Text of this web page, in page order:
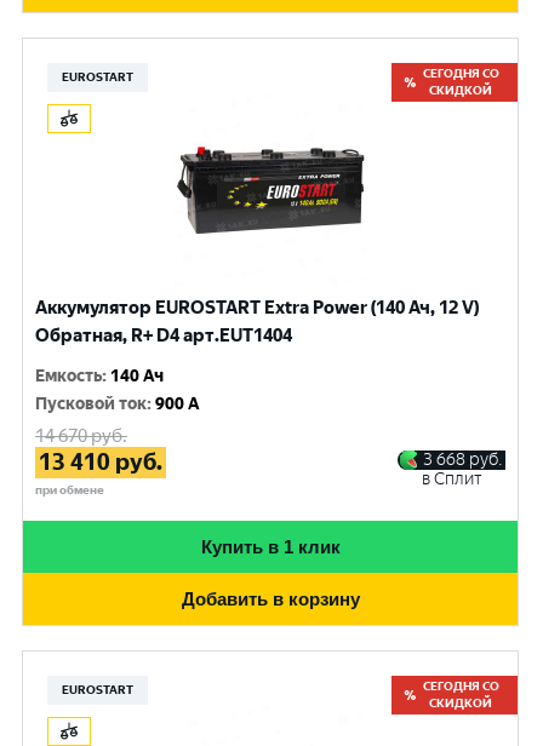
EUROSTART
СЕГОДНЯ СО
СКИДКОЙ
Аккумулятор EUROSTART Extra Power (140 Ач, 12 V)
Обратная, R+ D4 арт.EUT1404
Емкость: 140 Ач
Пусковой ток:900 A
14 670руб.
13 410 руб.
при обмене
3 668 руб.
в Сплит
Купить в 1 клик
Добавить в корзину
EUROSTART
СЕГОДНЯ СО
СКИДКОЙ